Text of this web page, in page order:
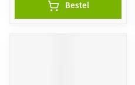
Bestel